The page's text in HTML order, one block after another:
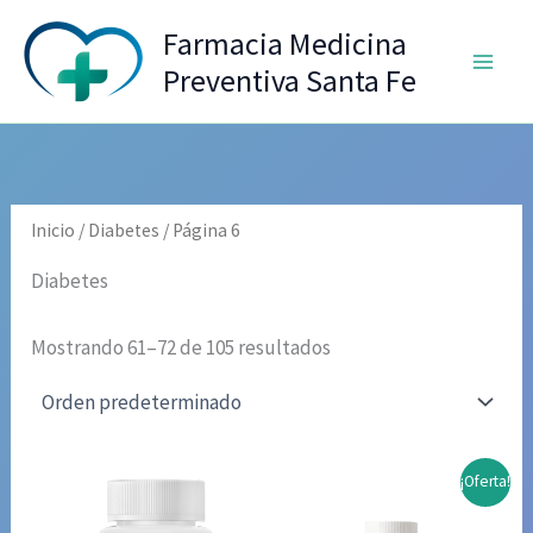
contenido
Farmacia Medicina
Preventiva Santa Fe
Inicio / Diabetes / Página 6
Diabetes
Mostrando 61–72 de 105 resultados
¡Oferta!